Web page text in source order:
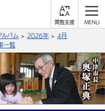
支
白
きさ
縮小
YouTube
ルバム 2026年
4月
一覧